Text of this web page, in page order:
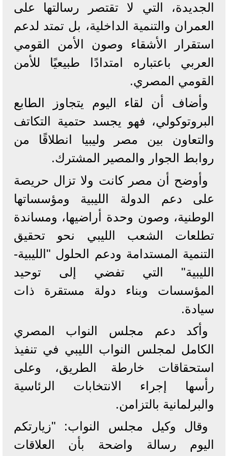
الجديدة، التي لا تقتصر رسالتها على
العمران والتنمية الداخلية، بل تمتد لدعم
استقرار الأشقاء وصون الأمن القومي
العربي باعتباره امتدادًا طبيعيًا للأمن
القومي المصري.
وأضاف أن لقاء اليوم يتجاوز الطابع
البروتوكولي، فهو يجسد حتمية التكاتف
والتعاون بين مصر وليبيا انطلاقًا من
روابط الجوار والمصير المشترك.
وأوضح أن مصر كانت ولا تزال حريصة
على دعم الدولة الليبية ومؤسساتها
الوطنية، وصون وحدة أراضيها، ومساندة
تطلعات الشعب الليبي نحو تحقيق
التنمية المستدامة ودعم الحلول "الليبية-
الليبية" التي تفضي إلى توحيد
المؤسسات وبناء دولة مستقرة ذات
سيادة.
وأكد دعم مجلس النواب المصري
الكامل لمجلس النواب الليبي في تنفيذ
استحقاقات خارطة الطريق، وعلى
رأسها إجراء الانتخابات الرئاسية
والبرلمانية بالتزامن.
وقال وكيل مجلس النواب: "زيارتكم
اليوم رسالة واضحة بأن العلاقات